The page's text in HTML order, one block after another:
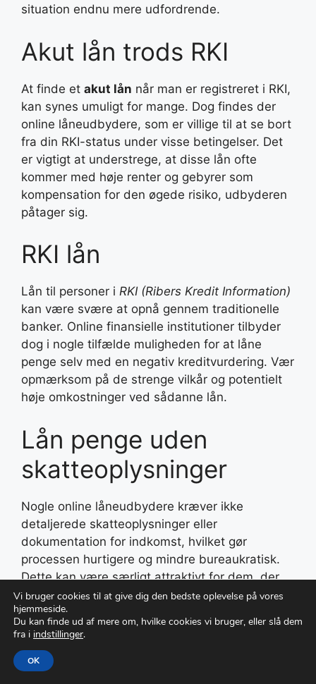
situation endnu mere udfordrende.
Akut lån trods RKI
At finde et akut lån når man er registreret i RKI,
kan synes umuligt for mange. Dog findes der
online låneudbydere, som er villige til at se bort
fra din RKI-status under visse betingelser. Det
er vigtigt at understrege, at disse lån ofte
kommer med høje renter og gebyrer som
kompensation for den øgede risiko, udbyderen
påtager sig.
RKI lån
Lån til personer i RKI (Ribers Kredit Information)
kan være svære at opnå gennem traditionelle
banker. Online finansielle institutioner tilbyder
dog i nogle tilfælde muligheden for at låne
penge selv med en negativ kreditvurdering. Vær
opmærksom på de strenge vilkår og potentielt
høje omkostninger ved sådanne lån.
Lån penge uden
skatteoplysninger
Nogle online låneudbydere kræver ikke
detaljerede skatteoplysninger eller
dokumentation for indkomst, hvilket gør
processen hurtigere og mindre bureaukratisk.
Dette kan være særligt attraktivt for dem, der
søger et hurtigt lån uden omfattende
papirarbejde. Sikkerheden og troværdigheden
af disse udbydere bør dog altid undersøges
nøje.
Vi bruger cookies til at give dig den bedste oplevelse på vores
hjemmeside.
Du kan finde ud af mere om, hvilke cookies vi bruger, eller slå dem
fra i indstillinger.
OK